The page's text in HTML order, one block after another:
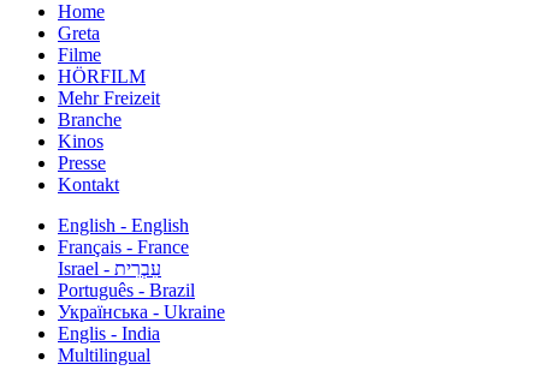
Home
Greta
Filme
HÖRFILM
Mehr Freizeit
Branche
Kinos
Presse
Kontakt
English - English
Français - France
עִבְרִית - Israel
Português - Brazil
Українська - Ukraine
Englis - India
Multilingual